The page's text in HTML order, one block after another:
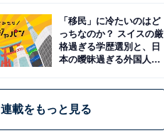
「移民」に冷たいのはど
っちなのか？ スイスの厳
格過ぎる学歴選別と、日
本の曖昧過ぎる外国人政
連載をもっと見る